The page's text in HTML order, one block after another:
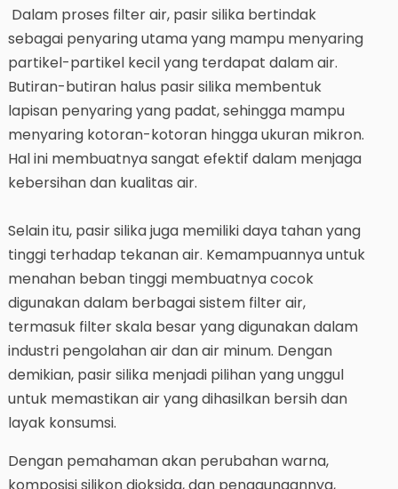
Dalam proses filter air, pasir silika bertindak
sebagai penyaring utama yang mampu menyaring
partikel-partikel kecil yang terdapat dalam air.
Butiran-butiran halus pasir silika membentuk
lapisan penyaring yang padat, sehingga mampu
menyaring kotoran-kotoran hingga ukuran mikron.
Hal ini membuatnya sangat efektif dalam menjaga
kebersihan dan kualitas air.
Selain itu, pasir silika juga memiliki daya tahan yang
tinggi terhadap tekanan air. Kemampuannya untuk
menahan beban tinggi membuatnya cocok
digunakan dalam berbagai sistem filter air,
termasuk filter skala besar yang digunakan dalam
industri pengolahan air dan air minum. Dengan
demikian, pasir silika menjadi pilihan yang unggul
untuk memastikan air yang dihasilkan bersih dan
layak konsumsi.
Dengan pemahaman akan perubahan warna,